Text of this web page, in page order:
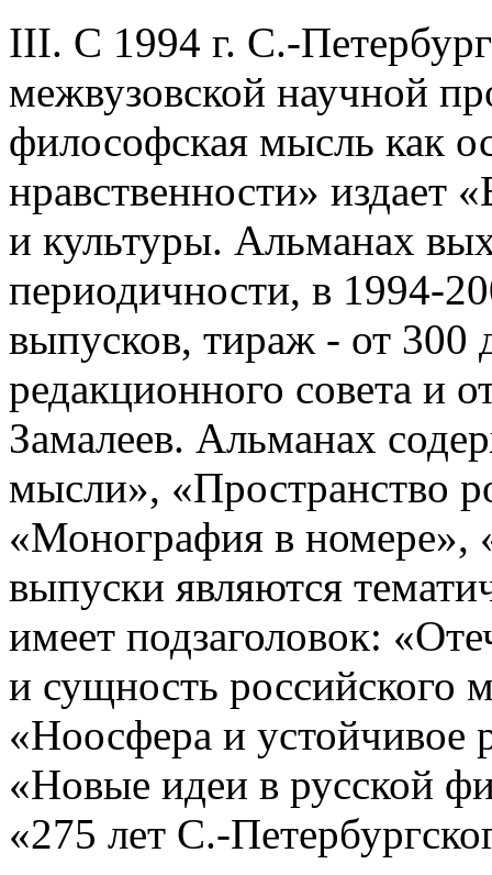
III. С 1994 г. С.-
межвузовской научной
философская мысль как
нравственности» издает
и культуры. Альманах
периодичности, в 1994-
выпусков, тираж - от 300
редакционного совета и
Замалеев. Альманах
мысли», «Пространство
«Монография в номере»,
выпуски являются
имеет подзаголовок:
и сущность российского
«Ноосфера и устойчивое
«Новые идеи в русской
«275 лет С.-